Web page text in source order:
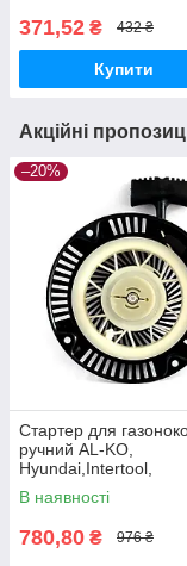
371,52 ₴ 432 ₴
Купити
Акційні
–20%
Стартер для
ручний AL-KO,
Hyundai,Intertool,
NAC,VITALS,
Angel,Einhell
В наявності
780,80 ₴ 976 ₴